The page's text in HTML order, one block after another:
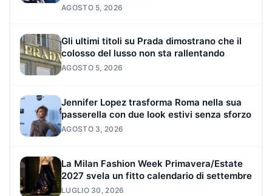
AGOSTO 5, 2026
Gli ultimi titoli su Prada dimostrano che il
colosso del lusso non sta rallentando
AGOSTO 5, 2026
Jennifer Lopez trasforma Roma nella sua
passerella con due look estivi senza sforzo
AGOSTO 3, 2026
La Milan Fashion Week Primavera/Estate
2027 svela un fitto calendario di settembre
LUGLIO 30, 2026